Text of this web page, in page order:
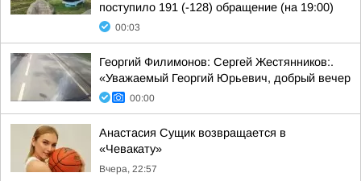
поступило 191 (-128) обращение (на 19:00)
00:03
Георгий Филимонов: Сергей Жестянников:.
«Уважаемый Георгий Юрьевич, добрый вечер
00:00
Анастасия Сущик возвращается в
«Чевакату»
Вчера, 22:57